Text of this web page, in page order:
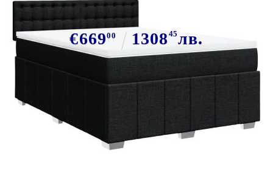
€66900 1308 45лв.
В наличност: 47 бр.
Безплатна доставка до адрес при плащане по банков път